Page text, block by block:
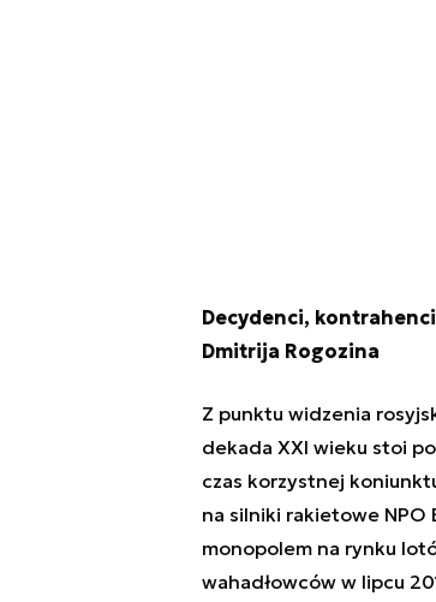
Decydenci,
Dmitrija Rogozina
Z punktu widzenia
dekada XXI wieku stoi
czas korzystnej
na silniki rakietowe NPO
monopolem na rynku
wahadłowców w lipcu